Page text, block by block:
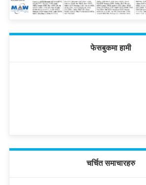
फेसबुकमा हामी
चर्चित समाचारहरु